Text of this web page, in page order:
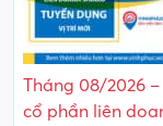
Tháng 08/2026
cổ phần liên